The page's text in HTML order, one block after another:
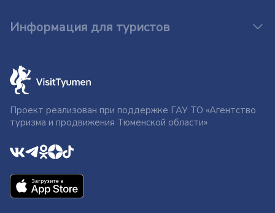
Информация для туристов
Проект реализован при поддержке ГАУ ТО «Агентство
туризма и продвижения Тюменской области»